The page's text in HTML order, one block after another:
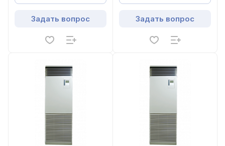
Задать вопрос Задать вопрос